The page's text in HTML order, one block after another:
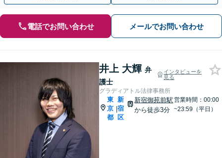
電話でお問い合わせ メールでお問い合わせ
井上 大輝 弁
護士
インタビューを
見る
グラディアトル法律事務所
東
京
都
|
新
宿
区
新宿御苑前駅
から徒歩3分
営業時間：00:00
~23:59（平日）